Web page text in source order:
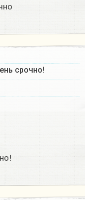
срочно!